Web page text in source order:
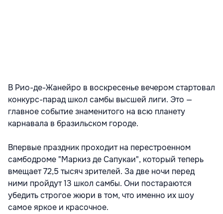
В Рио-де-Жанейро в воскресенье вечером стартовал
конкурс-парад школ самбы высшей лиги. Это —
главное событие знаменитого на всю планету
карнавала в бразильском городе.
Впервые праздник проходит на перестроенном
самбодроме "Маркиз де Сапукаи", который теперь
вмещает 72,5 тысяч зрителей. За две ночи перед
ними пройдут 13 школ самбы. Они постараются
убедить строгое жюри в том, что именно их шоу
самое яркое и красочное.